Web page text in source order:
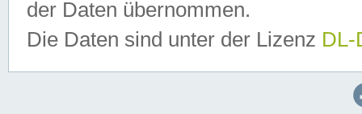
der Daten übernommen.
Die Daten sind unter der Lizenz